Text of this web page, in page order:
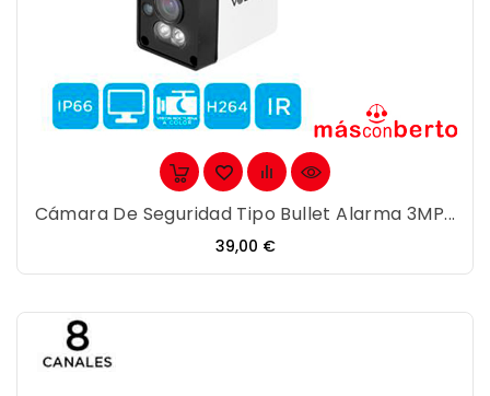
Cámara De Seguridad Tipo Bullet Alarma 3MP...
Precio
39,00 €